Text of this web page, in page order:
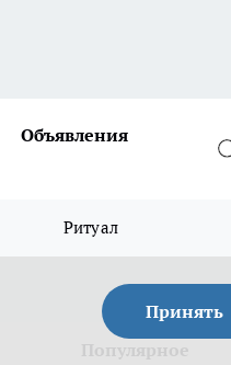
Объявления
Ритуал
Принять